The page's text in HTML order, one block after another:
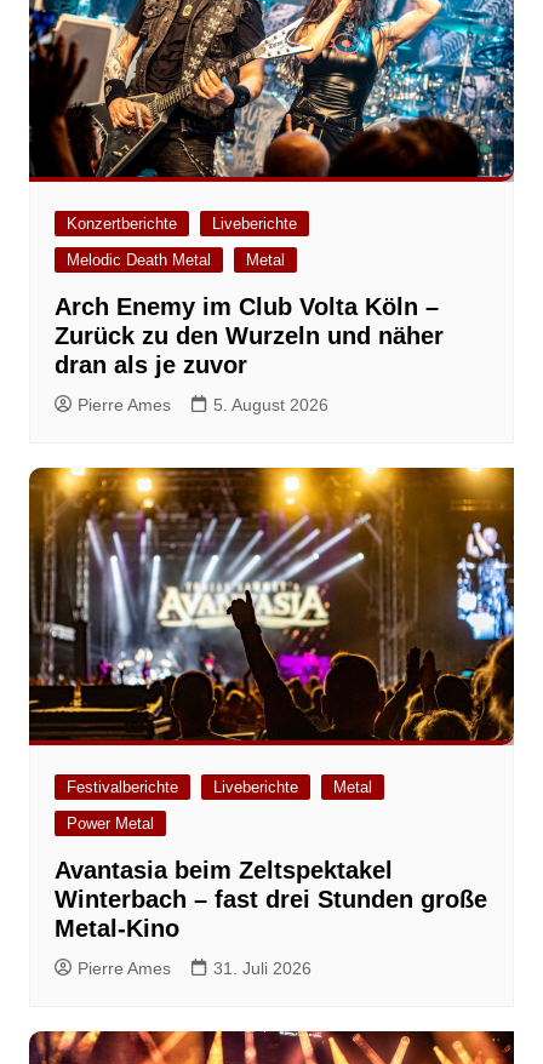
Konzertberichte
Liveberichte
Melodic Death Metal
Metal
Arch Enemy im Club Volta Köln –
Zurück zu den Wurzeln und näher
dran als je zuvor
Pierre Ames 5. August 2026
Festivalberichte Liveberichte
Metal
Power Metal
Avantasia beim Zeltspektakel
Winterbach – fast drei Stunden große
Metal-Kino
Pierre Ames 31. Juli 2026